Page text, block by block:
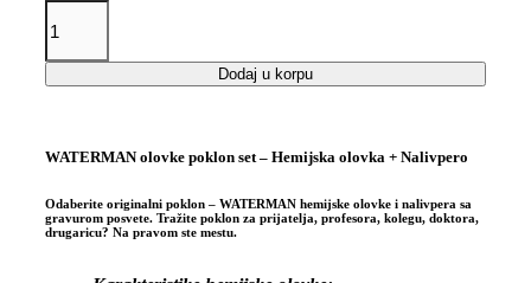
Dodaj u korpu
WATERMAN olovke poklon set – Hemijska olovka + Nalivpero
Odaberite originalni poklon – WATERMAN hemijske olovke i nalivpera sa
gravurom posvete. Tražite poklon za prijatelja, profesora, kolegu, doktora,
drugaricu? Na pravom ste mestu.